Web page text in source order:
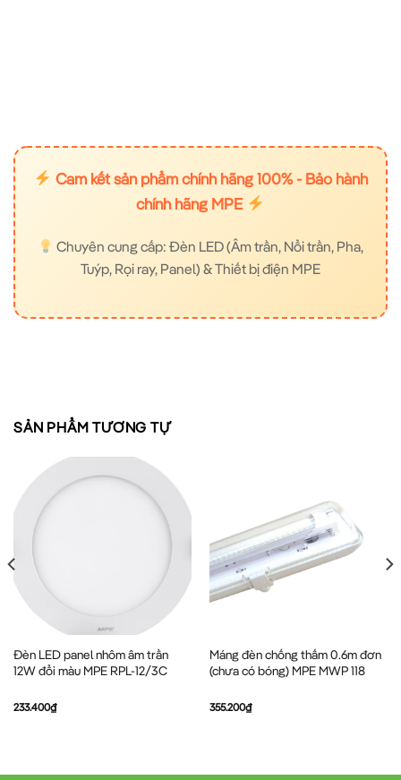
Cam kết sản phẩm chính hãng 100% - Bảo hành
chính hãng MPE
Chuyên cung cấp: Đèn LED (Âm trần, Nổi trần, Pha,
Tuýp, Rọi ray, Panel) & Thiết bị điện MPE
SẢN PHẨM TƯƠNG TỰ
Đèn LED panel nhôm âm trần
12W đổi màu MPE RPL-12/3C
233.400₫
Máng đèn chống thấm 0.6m đơn
(chưa có bóng) MPE MWP 118
355.200₫